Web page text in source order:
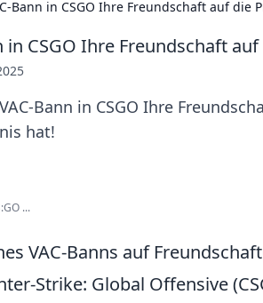
Bann in CSGO Ihre Freundschaft auf die
in CSGO Ihre Freundschaft
Bann in CSGO Ihre
hat!
...
VAC-Banns auf
Strike: Global Offensive